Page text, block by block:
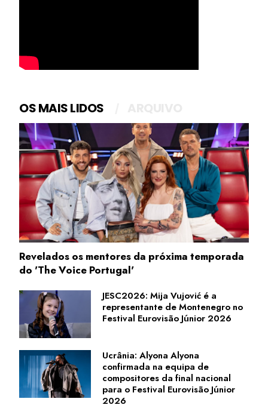
OS MAIS LIDOS
Revelados os mentores da próxima temporada
do 'The Voice Portugal'
JESC2026: Mija Vujović é a
representante de Montenegro no
Festival Eurovisão Júnior 2026
Ucrânia: Alyona Alyona
confirmada na equipa de
compositores da final nacional
para o Festival Eurovisão Júnior
2026